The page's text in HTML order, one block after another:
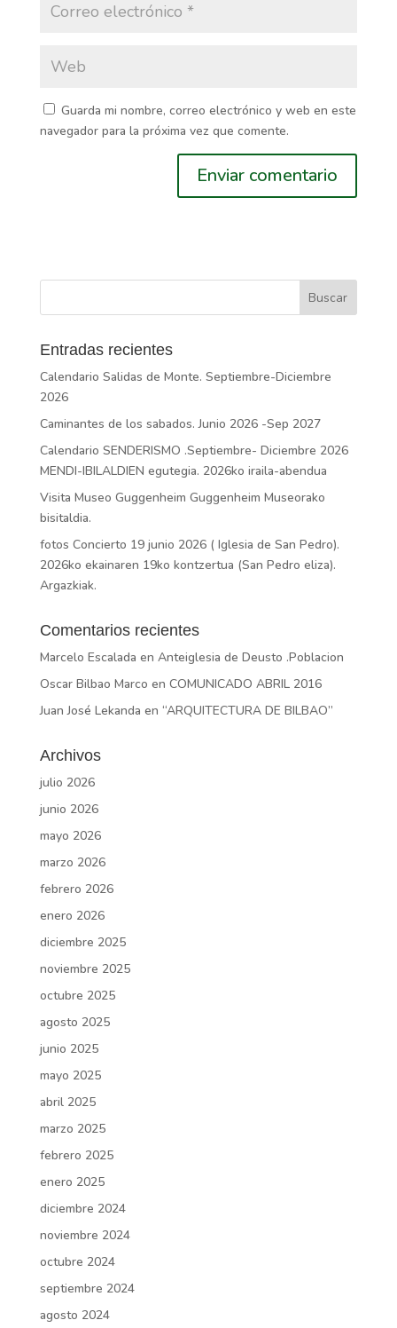
Guarda mi nombre, correo electrónico y web en este
navegador para la próxima vez que comente.
Entradas recientes
Calendario Salidas de Monte. Septiembre-Diciembre
2026
Caminantes de los sabados. Junio 2026 -Sep 2027
Calendario SENDERISMO .Septiembre- Diciembre 2026
MENDI-IBILALDIEN egutegia. 2026ko iraila-abendua
Visita Museo Guggenheim Guggenheim Museorako
bisitaldia.
fotos Concierto 19 junio 2026 ( Iglesia de San Pedro).
2026ko ekainaren 19ko kontzertua (San Pedro eliza).
Argazkiak.
Comentarios recientes
Marcelo Escalada en Anteiglesia de Deusto .Poblacion
Oscar Bilbao Marco en COMUNICADO ABRIL 2016
Juan José Lekanda en “ARQUITECTURA DE BILBAO”
Archivos
julio 2026
junio 2026
mayo 2026
marzo 2026
febrero 2026
enero 2026
diciembre 2025
noviembre 2025
octubre 2025
agosto 2025
junio 2025
mayo 2025
abril 2025
marzo 2025
febrero 2025
enero 2025
diciembre 2024
noviembre 2024
octubre 2024
septiembre 2024
agosto 2024